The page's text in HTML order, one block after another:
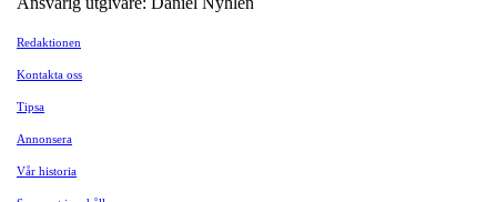
Redaktionen
Kontakta oss
Tipsa
Annonsera
Vår historia